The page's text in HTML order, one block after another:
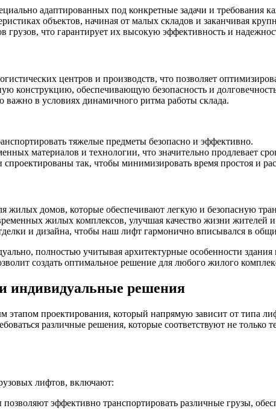
адаптированных под конкретные задачи и требования
объектов, начиная от малых складов и заканчивая
грузов, что гарантирует их высокую эффективность и
центров и производств, что позволяет
обеспечивающую безопасность и
важно в условиях динамичного ритма работы склада.
тяжелые предметы безопасно и эффективно.
материалов и технологии, что значительно продлевает
так, чтобы минимизировать время простоя и
домов, которые обеспечивают легкую и безопасную
жилых комплексов, улучшая качество жизни
и дизайна, чтобы наш лифт гармонично вписывался в
полностью учитывая архитектурные особенности
создать оптимальное решение для любого жилого
индивидуальные решения
проектирования, который напрямую зависит от типа
различные решения, которые соответствуют не
лифтов, включают:
эффективно транспортировать различные грузы,